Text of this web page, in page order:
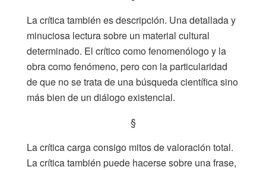
La crítica también es descripción. Una detallada y
minuciosa lectura sobre un material cultural
determinado. El crítico como fenomenólogo y la
obra como fenómeno, pero con la particularidad
de que no se trata de una búsqueda científica sino
más bien de un diálogo existencial.
§
La crítica carga consigo mitos de valoración total.
La crítica también puede hacerse sobre una frase,